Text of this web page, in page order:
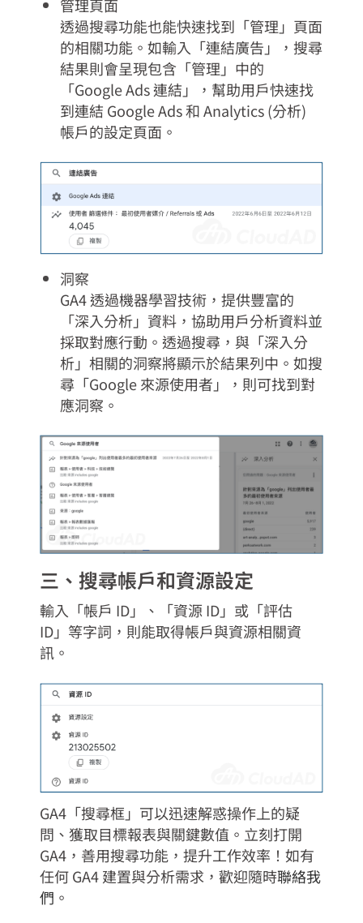
管理頁面
透過搜尋功能也能快速找到「管理」頁面
的相關功能。如輸入「連結廣告」，搜尋
結果則會呈現包含「管理」中的
「Google Ads 連結」，幫助用戶快速找
到連結 Google Ads 和 Analytics (分析)
帳戶的設定頁面。
洞察
GA4 透過機器學習技術，提供豐富的
「深入分析」資料，協助用戶分析資料並
採取對應行動。透過搜尋，與「深入分
析」相關的洞察將顯示於結果列中。如搜
尋「Google 來源使用者」，則可找到對
應洞察。
三、搜尋帳戶和資源設定
輸入「帳戶 ID」、「資源 ID」或「評估
ID」等字詞，則能取得帳戶與資源相關資
訊。
GA4「搜尋框」可以迅速解惑操作上的疑
問、獲取目標報表與關鍵數值。立刻打開
GA4，善用搜尋功能，提升工作效率！如有
任何 GA4 建置與分析需求，歡迎隨時聯絡我
們 。